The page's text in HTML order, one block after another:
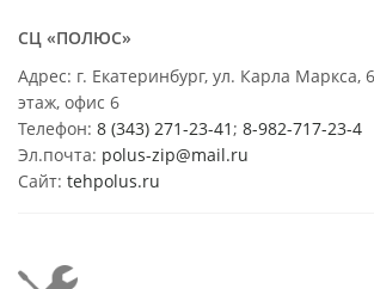
СЦ «ПОЛЮС»
Адрес: г. Екатеринбург, ул. Карла Маркса,
этаж, офис 6
Телефон: 8 (343) 271-23-41; 8-982-717-23-4
Эл.почта: polus-zip@mail.ru
Сайт: tehpolus.ru